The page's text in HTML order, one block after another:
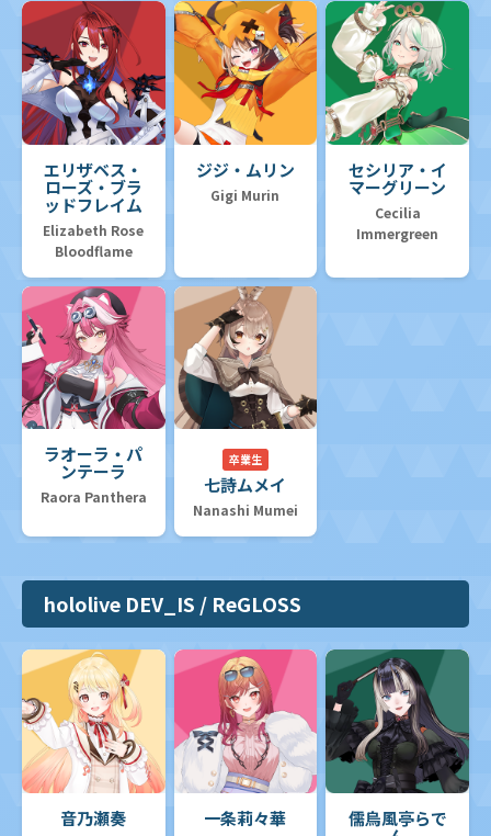
エリザベス・
ローズ・ブラ
ッドフレイム
Elizabeth Rose
Bloodflame
ジジ・ムリン
Gigi Murin
セシリア・イ
マーグリーン
Cecilia
Immergreen
ラオーラ・パ
ンテーラ
Raora Panthera
卒業生
七詩ムメイ
Nanashi Mumei
hololive DEV_IS / ReGLOSS
音乃瀬奏 一条莉々華 儒烏風亭らで